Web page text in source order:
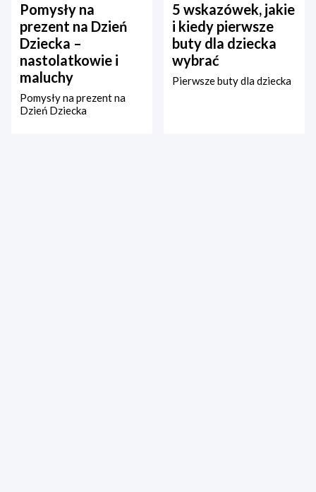
Pomysły na
prezent na Dzień
Dziecka –
nastolatkowie i
maluchy
Pomysły na prezent na
Dzień Dziecka
5 wskazówek, jakie
i kiedy pierwsze
buty dla dziecka
wybrać
Pierwsze buty dla dziecka